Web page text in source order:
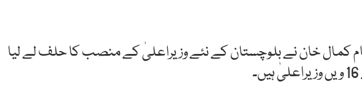
کمال خان نے بلوچستان کے نئے وزیراعلیٰ کے منصب کا حلف لے لیا